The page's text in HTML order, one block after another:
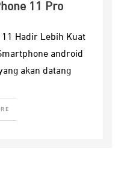
11 Pro
11 Hadir Lebih Kuat
android
akan datang